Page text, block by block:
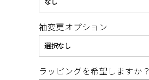
袖変更オプション
ラッピングを希望しますか？